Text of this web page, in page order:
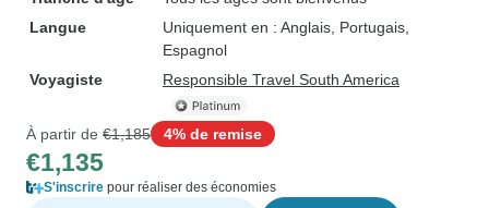
Langue
Uniquement en : Anglais, Portugais,
Espagnol
Voyagiste
Responsible Travel South America
À partir de €1,185 4% de remise
€1,135
S'inscrire pour réaliser des économies